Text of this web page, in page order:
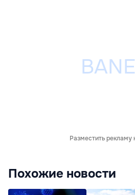
Разместить рекламу
Похожие новости